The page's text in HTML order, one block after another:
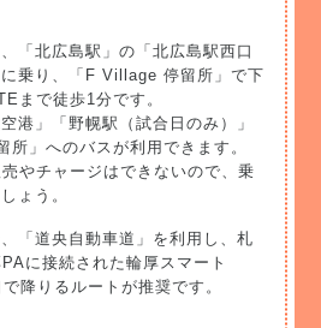
「北広島駅」の「北広島駅西口
乗り、「F Village 停留所」で下
まで徒歩1分です。
港」「野幌駅（試合日のみ）」
」へのバスが利用できます。
やチャージはできないので、乗
ょう。
「道央自動車道」を利用し、札
に接続された輪厚スマート
降りるルートが推奨です。